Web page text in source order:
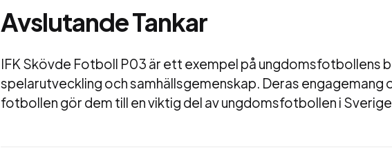
Avslutande Tankar
IFK Skövde Fotboll P03 är ett exempel på ungdomsfotbollens
spelarutveckling och samhällsgemenskap. Deras engagemang
fotbollen gör dem till en viktig del av ungdomsfotbollen i